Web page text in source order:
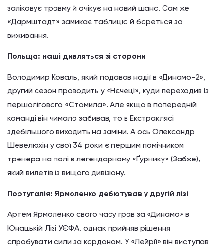
заліковує травму й очікує на новий шанс. Сам же
«Дармштадт» замикає таблицю й бореться за
виживання.
Польща: наші дивляться зі сторони
Володимир Коваль, який подавав надії в «Динамо-2»,
другий сезон проводить у «Нєчеці», куди переходив із
першолігового «Стомила». Але якщо в попередній
команді він чимало забивав, то в Екстраклясі
здебільшого виходить на заміни. А ось Олександр
Шевелюхін у свої 34 роки є першим помічником
тренера на полі в легендарному «Ґурнику» (Забже),
який вилетів із вищого дивізіону.
Португалія: Ярмоленко дебютував у другій лізі
Артем Ярмоленко свого часу грав за «Динамо» в
Юнацькій Лізі УЄФА, однак прийняв рішення
спробувати сили за кордоном. У «Лейрії» він виступав